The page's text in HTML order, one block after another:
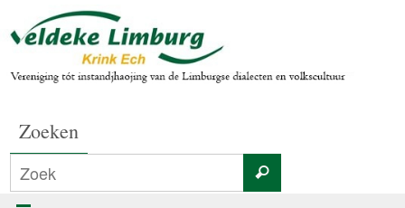
Zoeken